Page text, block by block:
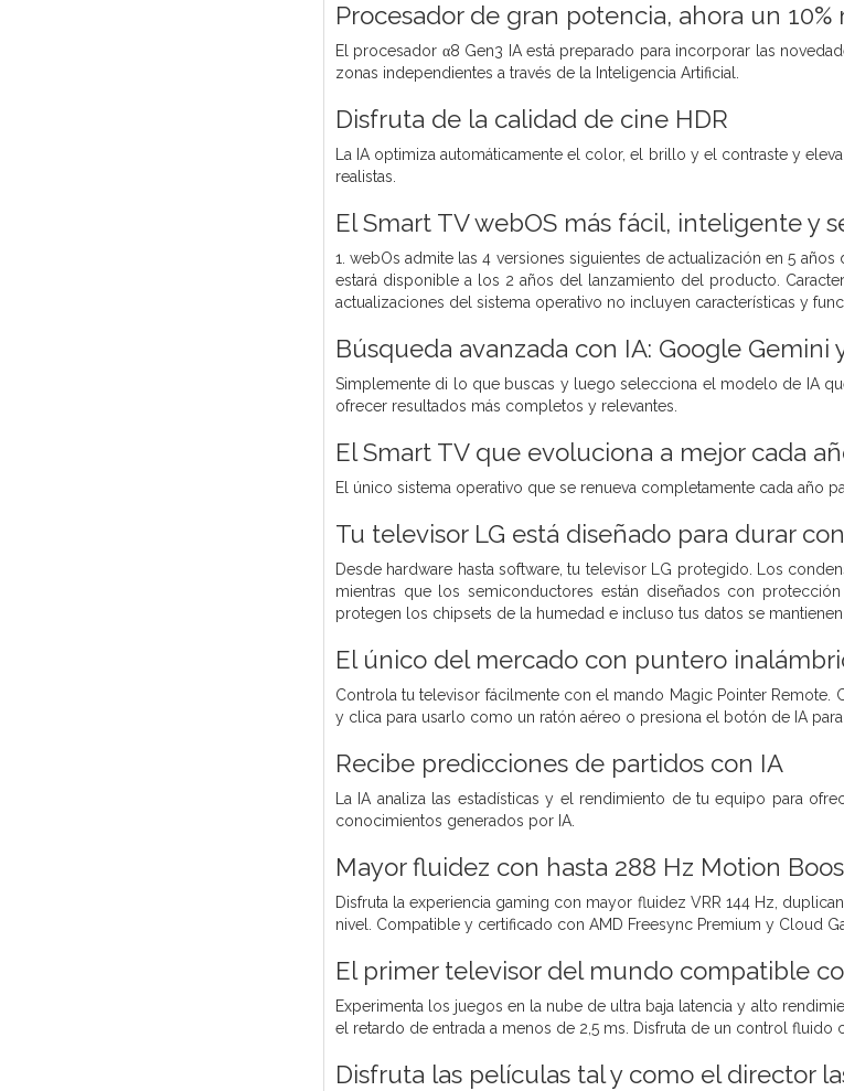
Procesador de gran potencia, ahora un
El procesador α8 Gen3 IA está preparado para incorporar las
zonas independientes a través de la Inteligencia Artificial.
Disfruta de la calidad de cine HDR
La IA optimiza automáticamente el color, el brillo y el contraste y
realistas.
El Smart TV webOS más fácil, inteligente y
1. webOs admite las 4 versiones siguientes de actualización en 5
estará disponible a los 2 años del lanzamiento del producto.
actualizaciones del sistema operativo no incluyen características y
Búsqueda avanzada con IA: Google Gemini
Simplemente di lo que buscas y luego selecciona el modelo de IA
ofrecer resultados más completos y relevantes.
El Smart TV que evoluciona a mejor cada
El único sistema operativo que se renueva completamente cada año
Tu televisor LG está diseñado para durar
Desde hardware hasta software, tu televisor LG protegido. Los
mientras que los semiconductores están diseñados con
protegen los chipsets de la humedad e incluso tus datos se
El único del mercado con puntero
Controla tu televisor fácilmente con el mando Magic Pointer
y clica para usarlo como un ratón aéreo o presiona el botón de IA
Recibe predicciones de partidos con IA
La IA analiza las estadísticas y el rendimiento de tu equipo para
conocimientos generados por IA.
Mayor fluidez con hasta 288 Hz Motion
Disfruta la experiencia gaming con mayor fluidez VRR 144 Hz,
nivel. Compatible y certificado con AMD Freesync Premium y Cloud
El primer televisor del mundo compatible
Experimenta los juegos en la nube de ultra baja latencia y alto
el retardo de entrada a menos de 2,5 ms. Disfruta de un control
Disfruta las películas tal y como el director